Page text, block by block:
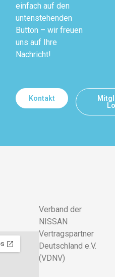
einfach auf den
untenstehenden
Button – wir freuen
uns auf Ihre
Nachricht!
Kontakt
Verband der
NISSAN
Vertragspartner
Deutschland e.V.
(VDNV)